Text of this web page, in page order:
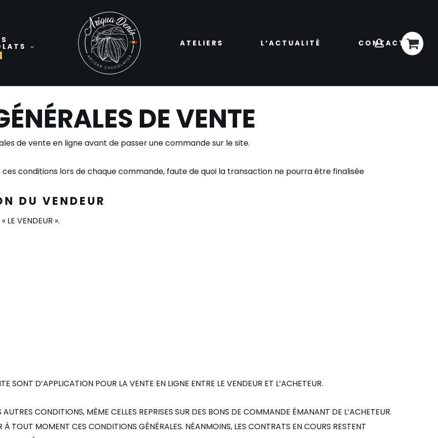
ATELIERS L’ACTUALITÉ CONTACT
DE VENTE
de vente en ligne avant de passer une commande sur le site.
conditions lors de chaque commande, faute de quoi la transaction ne pourra être finalisée
DU VENDEUR
« LE VENDEUR ».
SONT D’APPLICATION POUR LA VENTE EN LIGNE ENTRE LE VENDEUR ET L’ACHETEUR.
AUTRES CONDITIONS, MÊME CELLES REPRISES SUR DES BONS DE COMMANDE ÉMANANT DE L’ACHETEUR.
À TOUT MOMENT CES CONDITIONS GÉNÉRALES. NÉANMOINS, LES CONTRATS EN COURS RESTENT